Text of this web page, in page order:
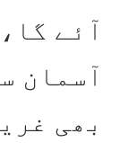
آئے
آسمان
بھی